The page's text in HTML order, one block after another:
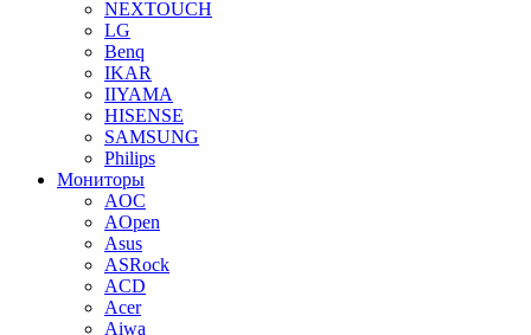
NEXTOUCH
LG
Benq
IKAR
IIYAMA
HISENSE
SAMSUNG
Philips
Мониторы
AOC
AOpen
Asus
ASRock
ACD
Acer
Aiwa